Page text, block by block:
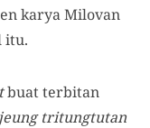
karya Milovan
itu.
buat terbitan
tritungtutan